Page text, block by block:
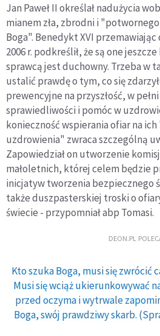
Jan Paweł II określał nadużycia
mianem zła, zbrodni i
Boga". Benedykt XVI
2006 r. podkreślił, że są one
sprawcą jest duchowny. Trzeba w
ustalić prawdę o tym, co się
prewencyjne na przyszłość, w
sprawiedliwości i pomóc w
konieczność wspierania ofiar na
uzdrowienia" zwraca szczególną
Zapowiedział on utworzenie
małoletnich, której celem będzie
inicjatyw tworzenia bezpiecznego
także duszpasterskiej troski o
świecie - przypomniał abp Tomasi.
DEON.PL
Kto szuka Boga, musi się zwrócić
Musi się wciąż ukierunkowywać
przed oczyma i wytrwale
Boga, swój prawdziwy skarb.